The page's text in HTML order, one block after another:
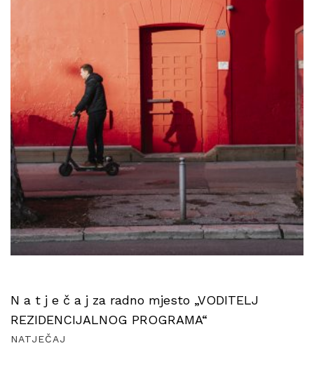
N a t j e č a j za radno mjesto „VODITELJ
REZIDENCIJALNOG PROGRAMA“
NATJEČAJ